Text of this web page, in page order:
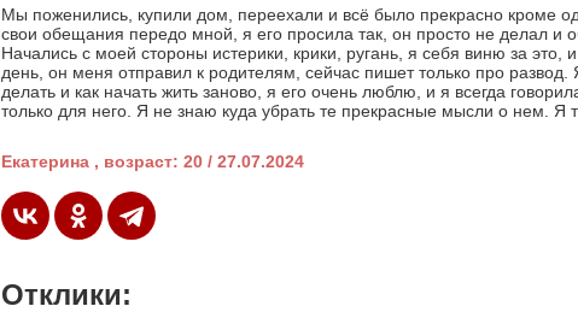
Мы поженились, купили дом, переехали и всё было прекрасно кроме
свои обещания передо мной, я его просила так, он просто не делал и
Начались с моей стороны истерики, крики, ругань, я себя виню за это,
день, он меня отправил к родителям, сейчас пишет только про
делать и как начать жить заново, я его очень люблю, и я всегда
только для него. Я не знаю куда убрать те прекрасные мысли о нем. Я
Екатерина , возраст: 20 / 27.07.2024
Отклики: